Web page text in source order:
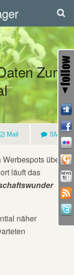
Zum
Mail SMS
über
läuft das
näher